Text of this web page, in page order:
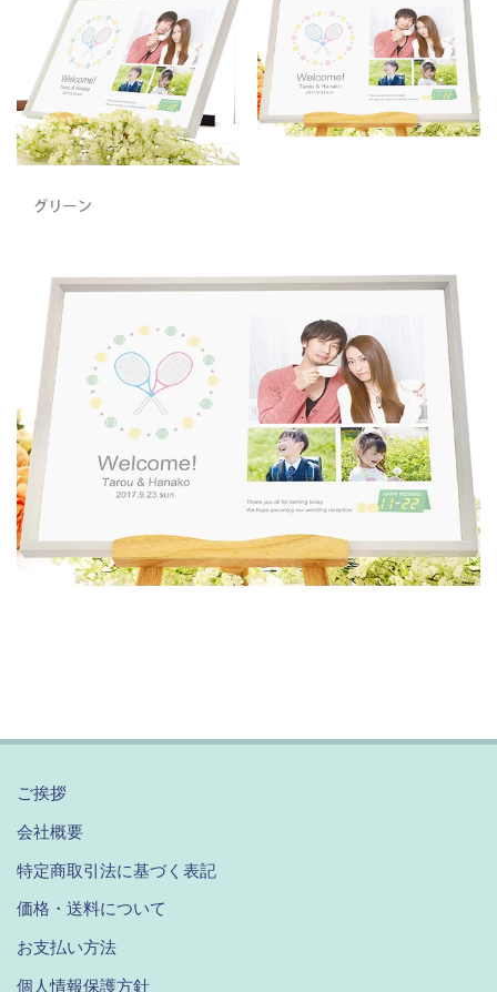
ご挨拶
会社概要
特定商取引法に基づく表記
価格・送料について
お支払い方法
個人情報保護方針